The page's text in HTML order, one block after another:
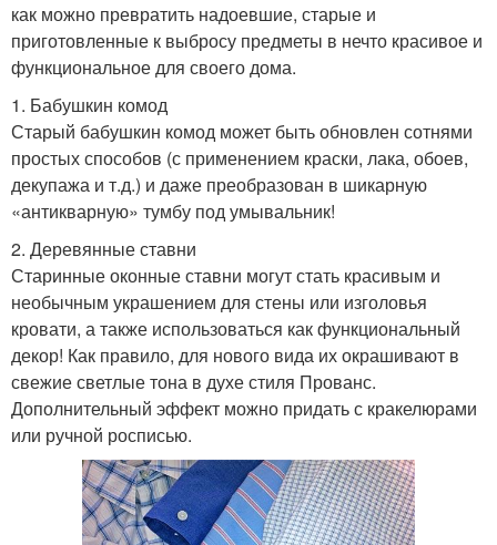
как можно превратить надоевшие, старые и
приготовленные к выбросу предметы в нечто красивое и
функциональное для своего дома.
1. Бабушкин комод
Старый бабушкин комод может быть обновлен сотнями
простых способов (с применением краски, лака, обоев,
декупажа и т.д.) и даже преобразован в шикарную
«антикварную» тумбу под умывальник!
2. Деревянные ставни
Старинные оконные ставни могут стать красивым и
необычным украшением для стены или изголовья
кровати, а также использоваться как функциональный
декор! Как правило, для нового вида их окрашивают в
свежие светлые тона в духе стиля Прованс.
Дополнительный эффект можно придать с кракелюрами
или ручной росписью.